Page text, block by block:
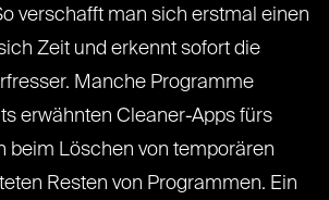
verschafft man sich erstmal einen
Zeit und erkennt sofort die
Manche Programme
erwähnten Cleaner-Apps fürs
beim Löschen von temporären
Resten von Programmen. Ein